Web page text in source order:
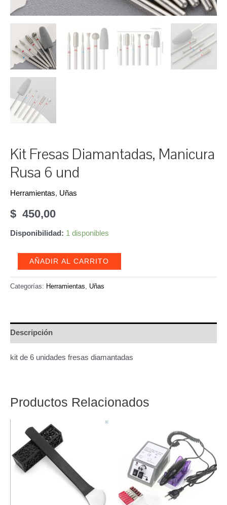
Kit Fresas Diamantadas, Manicura
Rusa 6 und
Herramientas, Uñas
$ 450,00
Disponibilidad: 1 disponibles
Diamantadas,
cantidad
AÑADIR AL CARRITO
Categorías: Herramientas, Uñas
Descripción
kit de 6 unidades fresas diamantadas
Productos Relacionados